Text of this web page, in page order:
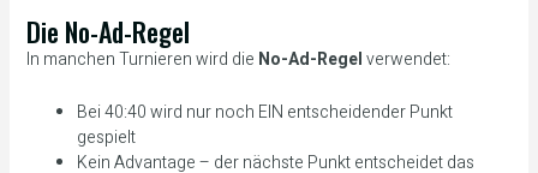
Die No-Ad-Regel
In manchen Turnieren wird die No-Ad-Regelverwendet:
Bei 40:40 wird nur noch EIN entscheidender Punkt
gespielt
Kein Advantage – der nächste Punkt entscheidet das